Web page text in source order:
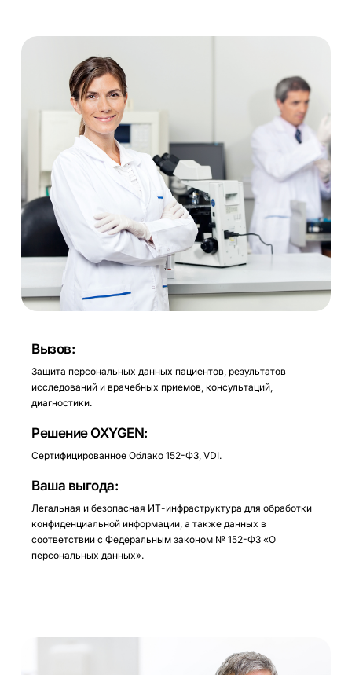
Вызов:
Защита персональных данных пациентов, результатов
исследований и врачебных приемов, консультаций,
диагностики.
Решение OXYGEN:
Сертифицированное Облако 152-ФЗ, VDI.
Ваша выгода:
Легальная и безопасная ИТ-инфраструктура для обработки
конфиденциальной информации, а также данных в
соответствии с Федеральным законом № 152-ФЗ «О
персональных данных».